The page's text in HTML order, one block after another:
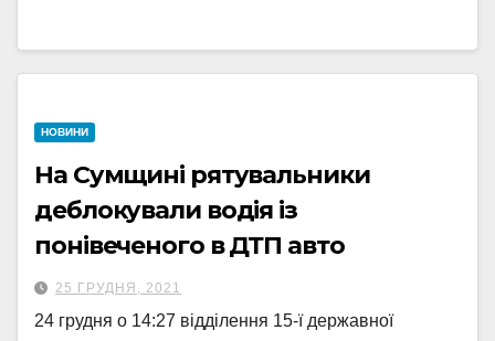
НОВИНИ
На Сумщині рятувальники
деблокували водія із
понівеченого в ДТП авто
25 ГРУДНЯ, 2021
24 грудня о 14:27 відділення 15-ї державної